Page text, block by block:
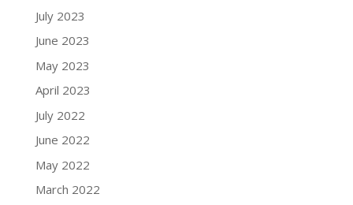
July 2023
June 2023
May 2023
April 2023
July 2022
June 2022
May 2022
March 2022